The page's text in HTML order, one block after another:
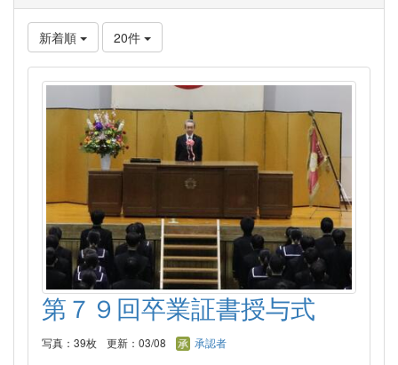
新着順 20件
第７９回卒業証書授与式
写真：39枚 更新：03/08 承認者